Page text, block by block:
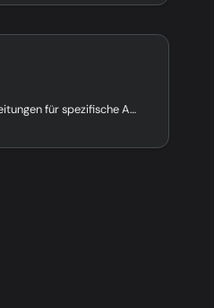
Schritt-für-Schritt-Anleitungen für spezifische Aufgaben und Probleme.